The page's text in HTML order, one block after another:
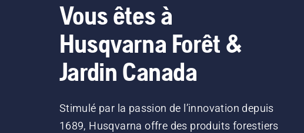
Vous êtes à
Husqvarna Forêt &
Jardin Canada
Stimulé par la passion de l’innovation depuis
1689, Husqvarna offre des produits forestiers